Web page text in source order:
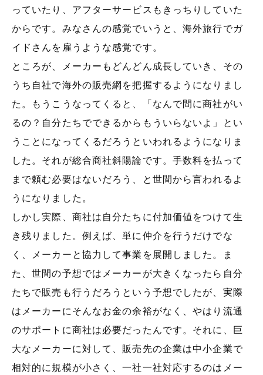
っていたり、アフターサービスもきっちりしていた
からです。みなさんの感覚でいうと、海外旅行でガ
イドさんを雇うような感覚です。
ところが、メーカーもどんどん成長していき、その
うち自社で海外の販売網を把握するようになりまし
た。もうこうなってくると、「なんで間に商社がい
るの？自分たちでできるからもういらないよ」とい
うことになってくるだろうといわれるようになりま
した。それが総合商社斜陽論です。手数料を払って
まで頼む必要はないだろう、と世間から言われるよ
うになりました。
しかし実際、商社は自分たちに付加価値をつけて生
き残りました。例えば、単に仲介を行うだけでな
く、メーカーと協力して事業を展開しました。ま
た、世間の予想ではメーカーが大きくなったら自分
たちで販売も行うだろうという予想でしたが、実際
はメーカーにそんなお金の余裕がなく、やはり流通
のサポートに商社は必要だったんです。それに、巨
大なメーカーに対して、販売先の企業は中小企業で
相対的に規模が小さく、一社一社対応するのはメー